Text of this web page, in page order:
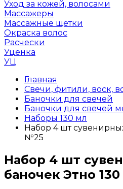
Уход за кожей, волосами
Массажеры
Массажные щетки
Окраска волос
Расчески
Уценка
УЦ
Главная
Свечи, фитили, воск,
Баночки для свечей
Баночки для свечей
Наборы 130 мл
Набор 4 шт
№25
Набор 4 шт
баночек Этно